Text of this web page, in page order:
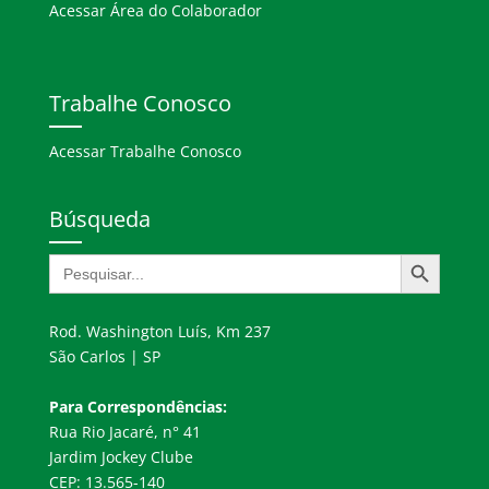
Acessar Área do Colaborador
Trabalhe Conosco
Acessar Trabalhe Conosco
Búsqueda
Buscar: Botón de búsqueda
Rod. Washington Luís, Km 237
São Carlos | SP
Para Correspondências:
Rua Rio Jacaré, n° 41
Jardim Jockey Clube
CEP: 13.565-140